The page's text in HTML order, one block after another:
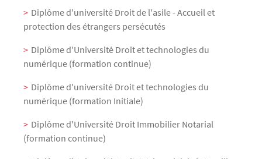
Diplôme d'université Droit de l'asile - Accueil et
protection des étrangers persécutés
Diplôme d'Université Droit et technologies du
numérique (formation continue)
Diplôme d'université Droit et technologies du
numérique (formation Initiale)
Diplôme d'Université Droit Immobilier Notarial
(formation continue)